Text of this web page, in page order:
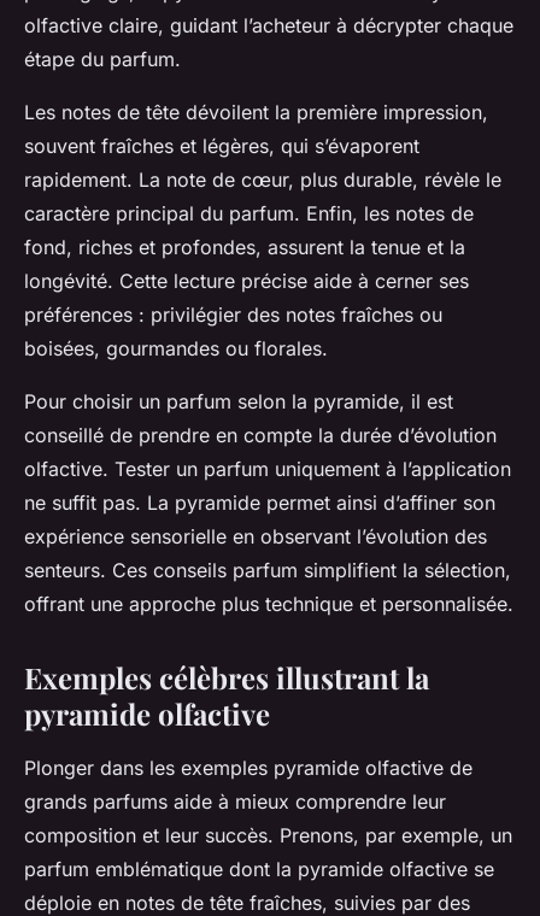
olfactive claire, guidant l’acheteur à décrypter chaque
étape du parfum.
Les notes de tête dévoilent la première impression,
souvent fraîches et légères, qui s’évaporent
rapidement. La note de cœur, plus durable, révèle le
caractère principal du parfum. Enfin, les notes de
fond, riches et profondes, assurent la tenue et la
longévité. Cette lecture précise aide à cerner ses
préférences : privilégier des notes fraîches ou
boisées, gourmandes ou florales.
Pour choisir un parfum selon la pyramide, il est
conseillé de prendre en compte la durée d’évolution
olfactive. Tester un parfum uniquement à l’application
ne suffit pas. La pyramide permet ainsi d’affiner son
expérience sensorielle en observant l’évolution des
senteurs. Ces conseils parfum simplifient la sélection,
offrant une approche plus technique et personnalisée.
Exemples célèbres illustrant la
pyramide olfactive
Plonger dans les exemples pyramide olfactive de
grands parfums aide à mieux comprendre leur
composition et leur succès. Prenons, par exemple, un
parfum emblématique dont la pyramide olfactive se
déploie en notes de tête fraîches, suivies par des